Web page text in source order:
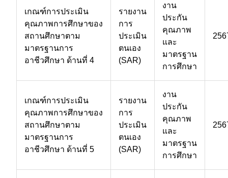
เกณฑ์การประเมิน
คุณภาพการศึกษาของ
สถานศึกษาตาม
มาตรฐานการ
อาชีวศึกษา ด้านที่ 4
รายงาน
การ
ประเมิน
ตนเอง
(SAR)
งาน
ประกัน
คุณภาพ
และ
มาตรฐาน
การศึกษา
เกณฑ์การประเมิน
คุณภาพการศึกษาของ
สถานศึกษาตาม
มาตรฐานการ
อาชีวศึกษา ด้านที่ 5
รายงาน
การ
ประเมิน
ตนเอง
(SAR)
งาน
ประกัน
คุณภาพ
และ
มาตรฐาน
การศึกษา